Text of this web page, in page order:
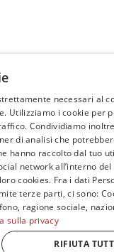
necessari al
Utilizziamo i cookie per
Condividiamo
di analisi che
hanno raccolto dal tuo
network all’interno
cookies. Fra i dati
terze parti, ci sono:
ragione sociale,
sulla privacy
RIFIUTA